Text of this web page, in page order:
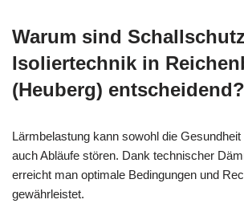
Warum sind
Isoliertechnik in
(Heuberg) entscheidend?
Lärmbelastung kann sowohl die
auch Abläufe stören. Dank technischer
erreicht man optimale Bedingungen und
gewährleistet.